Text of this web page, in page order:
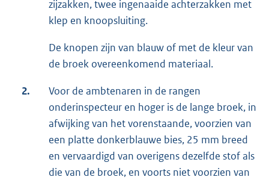
zijzakken, twee ingenaaide achterzakken met
klep en knoopsluiting.
De knopen zijn van blauw of met de kleur van
de broek overeenkomend materiaal.
2.
Voor de ambtenaren in de rangen
onderinspecteur en hoger is de lange broek, in
afwijking van het vorenstaande, voorzien van
een platte donkerblauwe bies, 25 mm breed
en vervaardigd van overigens dezelfde stof als
die van de broek, en voorts niet voorzien van